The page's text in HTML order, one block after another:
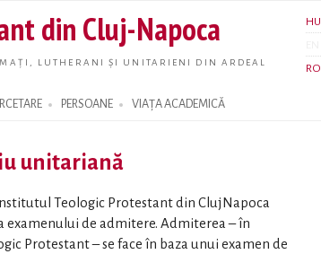
main
content
din Cluj-Napoca
LUTHERANI ȘI UNITARIENI DIN ARDEAL
HU
RO
PERSOANE VIAȚA ACADEMICĂ
unitariană
Teologic Protestant din ClujNapoca
examenului de admitere. Admiterea – în
Protestant – se face în baza unui examen de